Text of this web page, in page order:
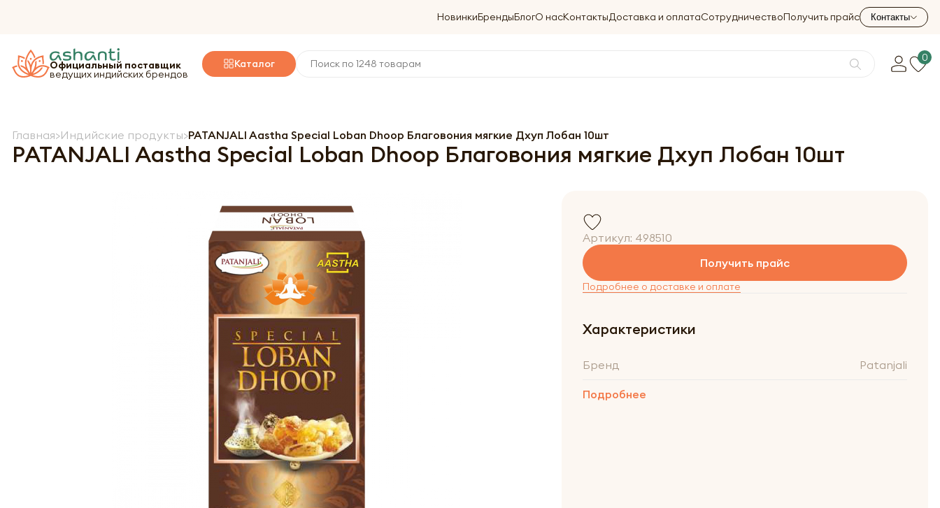
НовинкиБрендыБлогО насКонтактыДоставка и оплатаСотрудничествоПолучить прайс Контакты
Официальный поставщик
ведущих индийских брендов
Каталог 0
Главная Индийские продукты PATANJALI Aastha Special Loban Dhoop Благовония мягкие Дхуп Лобан 10шт
PATANJALI Aastha Special Loban Dhoop Благовония мягкие Дхуп Лобан 10шт
Артикул: 498510
Получить прайс
Подробнее о доставке и оплате
Характеристики
Бренд Patanjali
Подробнее